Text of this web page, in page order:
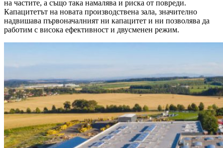
на частите, а също така намалява и риска от повреди.
Капацитетът на новата производствена зала, значително
надвишава първоначалният ни капацитет и ни позволява да
работим с висока ефективност и двусменен режим.